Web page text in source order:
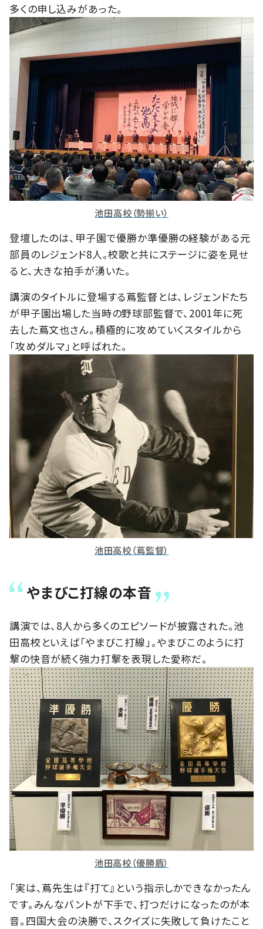
多くの申し込みがあった。
池田高校（勢揃い）
登壇したのは、甲子園で優勝か準優勝の経験がある元
部員のレジェンド8人。校歌と共にステージに姿を見せ
ると、大きな拍手が湧いた。
講演のタイトルに登場する蔦監督とは、レジェンドたち
が甲子園出場した当時の野球部監督で、2001年に死
去した蔦文也さん。積極的に攻めていくスタイルから
「攻めダルマ」と呼ばれた。
池田高校（蔦監督）
やまびこ打線の本音
講演では、8人から多くのエピソードが披露された。池
田高校といえば「やまびこ打線」。やまびこのように打
撃の快音が続く強力打撃を表現した愛称だ。
池田高校（優勝盾）
「実は、蔦先生は『打て』という指示しかできなかったん
です。みんなバントが下手で、打つだけになったのが本
音。四国大会の決勝で、スクイズに失敗して負けたこと